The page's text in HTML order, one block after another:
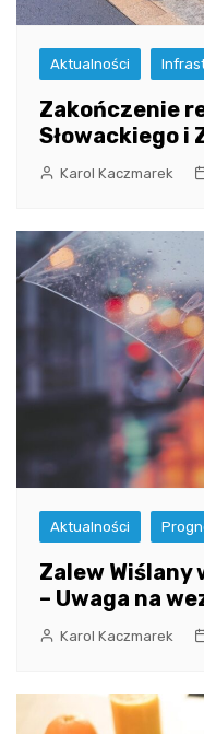
Aktualności
Zakończenie
Słowackiego i
Karol Kaczmarek
Aktualności
Zalew
– Uwaga na
Karol Kaczmarek